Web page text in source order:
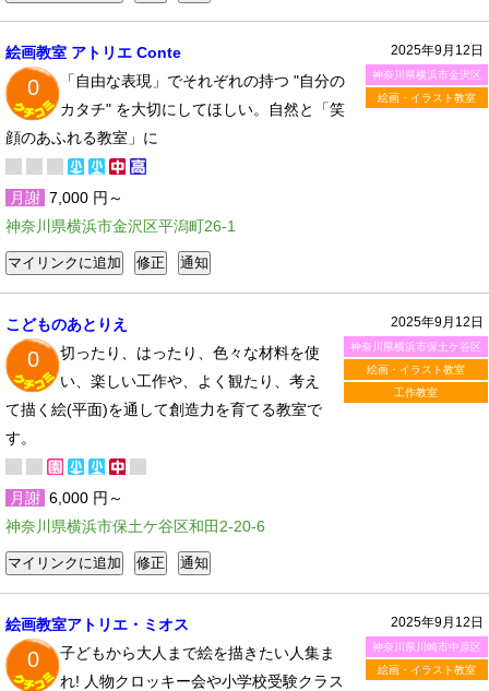
2025年9月12日
神奈川県横浜市金沢区
絵画・イラスト教室
絵画教室 アトリエ Conte
0
「自由な表現」でそれぞれの持つ "自分の
カタチ" を大切にしてほしい。自然と「笑
顔のあふれる教室」に
月謝 7,000 円～
神奈川県横浜市金沢区平潟町26-1
2025年9月12日
神奈川県横浜市保土ケ谷区
絵画・イラスト教室
工作教室
こどものあとりえ
0
切ったり、はったり、色々な材料を使
い、楽しい工作や、よく観たり、考え
て描く絵(平面)を通して創造力を育てる教室で
す。
月謝 6,000 円～
神奈川県横浜市保土ケ谷区和田2-20-6
2025年9月12日
神奈川県川崎市中原区
絵画・イラスト教室
絵画教室アトリエ・ミオス
0
子どもから大人まで絵を描きたい人集ま
れ! 人物クロッキー会や小学校受験クラス